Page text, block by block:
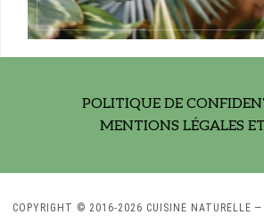
POLITIQUE DE
MENTIONS LÉGALES
COPYRIGHT © 2016-2026 CUISINE NATURELLE —